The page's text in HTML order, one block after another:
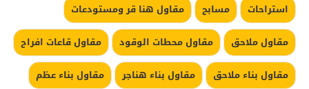
استراحات
مسابح
مقاول هنا قر ومستودعات
مقاول ملاحق
مقاول محطات الوقود
مقاول قاعات افراح
مقاول بناء ملاحق
مقاول بناء هناجر
مقاول بناء عظم